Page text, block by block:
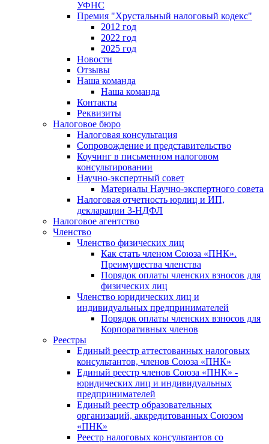
УФНС
Премия "Хрустальный налоговый кодекс"
2012 год
2022 год
2025 год
Новости
Отзывы
Наша команда
Наша команда
Контакты
Реквизиты
Налоговое бюро
Налоговая консультация
Cопровождение и представительство
Коучинг в письменном налоговом
консультировании
Научно-экспертный совет
Материалы Научно-экспертного совета
Налоговая отчетность юрлиц и ИП,
декларации 3-НДФЛ
Налоговое агентство
Членство
Членство физических лиц
Как стать членом Союза «ПНК».
Преимущества членства
Порядок оплаты членских взносов для
физических лиц
Членство юридических лиц и
индивидуальных предпринимателей
Порядок оплаты членских взносов для
Корпоративных членов
Реестры
Единый реестр аттестованных налоговых
консультантов, членов Союза «ПНК»
Единый реестр членов Союза «ПНК» -
юридических лиц и индивидуальных
предпринимателей
Единый реестр образовательных
организаций, аккредитованных Союзом
«ПНК»
Реестр налоговых консультантов со